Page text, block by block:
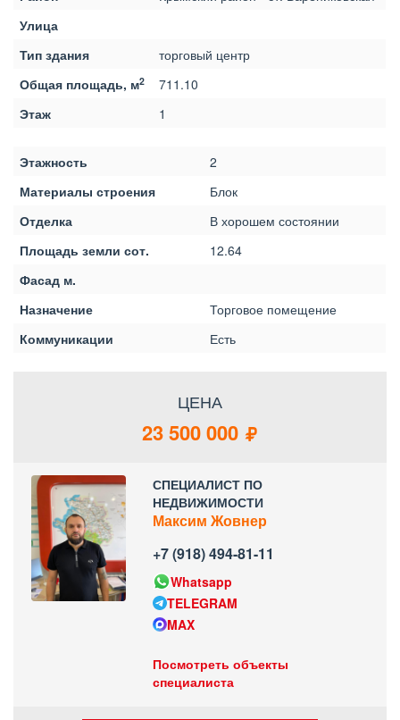
Улица
Тип здания
торговый центр
Общая площадь, м2
711.10
Этаж
1
Этажность
2
Материалы строения
Блок
Отделка
В хорошем состоянии
Площадь земли сот.
12.64
Фасад м.
Назначение
Торговое помещение
Коммуникации
Есть
ЦЕНА
23 500 000
СПЕЦИАЛИСТ ПО
НЕДВИЖИМОСТИ
Максим Жовнер
+7 (918) 494-81-11
Whatsapp
TELEGRAM
MAX
Посмотреть объекты
специалиста